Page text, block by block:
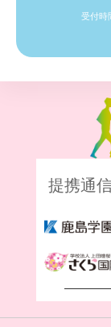
受付時
提携通